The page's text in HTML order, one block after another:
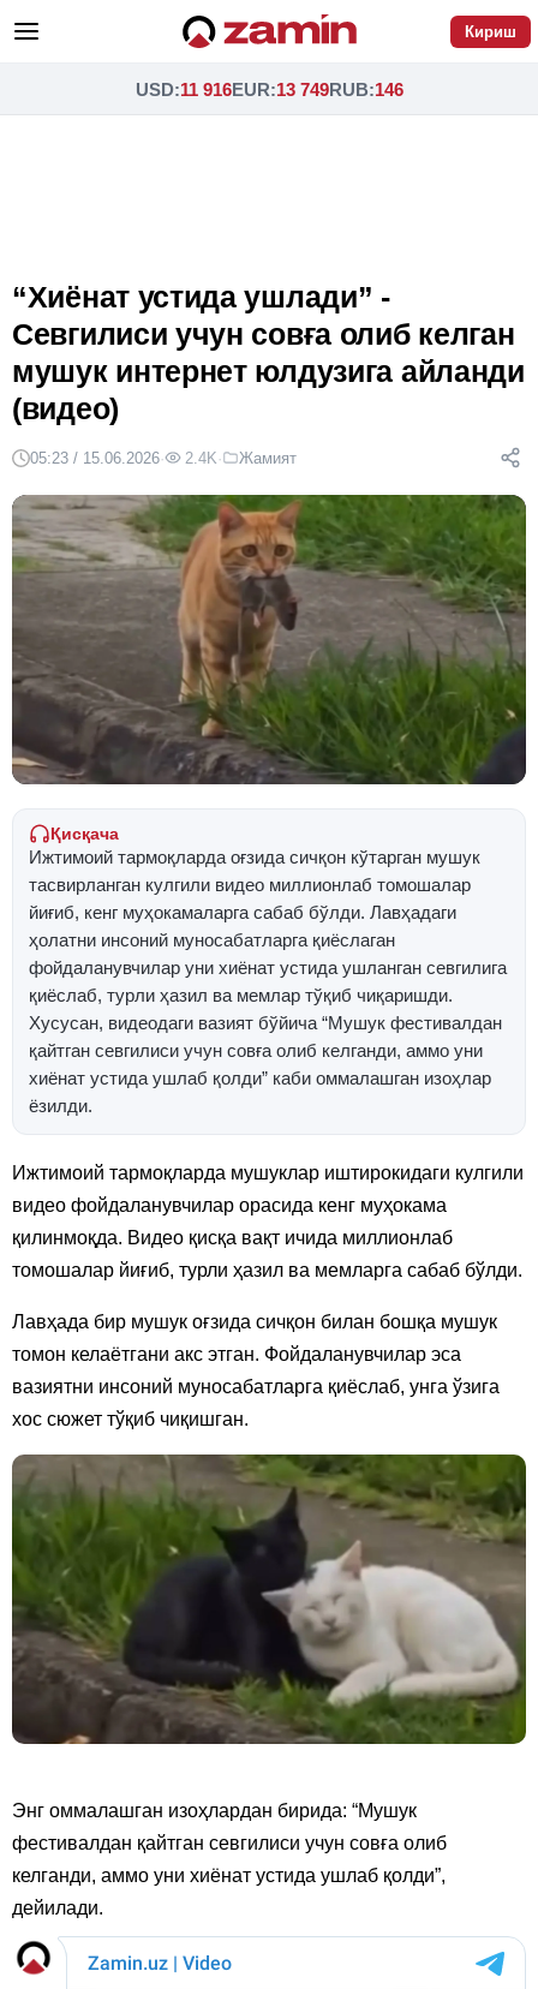
Кириш
USD:11 916EUR:13 749RUB:146
“Хиёнат устида ушлади” -
Севгилиси учун совға олиб келган
мушук интернет юлдузига айланди
(видео)
05:23 / 15.06.2026· 2.4K· Жамият
Қисқача
Ижтимоий тармоқларда оғзида сичқон кўтарган мушук
тасвирланган кулгили видео миллионлаб томошалар
йиғиб, кенг муҳокамаларга сабаб бўлди. Лавҳадаги
ҳолатни инсоний муносабатларга қиёслаган
фойдаланувчилар уни хиёнат устида ушланган севгилига
қиёслаб, турли ҳазил ва мемлар тўқиб чиқаришди.
Хусусан, видеодаги вазият бўйича “Мушук фестивалдан
қайтган севгилиси учун совға олиб келганди, аммо уни
хиёнат устида ушлаб қолди” каби оммалашган изоҳлар
ёзилди.
Ижтимоий тармоқларда мушуклар иштирокидаги кулгили
видео фойдаланувчилар орасида кенг муҳокама
қилинмоқда. Видео қисқа вақт ичида миллионлаб
томошалар йиғиб, турли ҳазил ва мемларга сабаб бўлди.
Лавҳада бир мушук оғзида сичқон билан бошқа мушук
томон келаётгани акс этган. Фойдаланувчилар эса
вазиятни инсоний муносабатларга қиёслаб, унга ўзига
хос сюжет тўқиб чиқишган.
Энг оммалашган изоҳлардан бирида: “Мушук
фестивалдан қайтган севгилиси учун совға олиб
келганди, аммо уни хиёнат устида ушлаб қолди”,
дейилади.